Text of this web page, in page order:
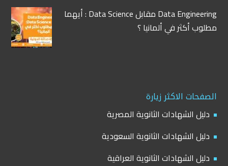
Data Engineering مقابل Data Science : أيهما
مطلوب أكثر في ألمانيا ؟
الصفحات الاكثر زيارة
دليل الشهادات الثانوية المصرية
دليل الشهادات الثانوية السعودية
دليل الشهادات الثانوية العراقية